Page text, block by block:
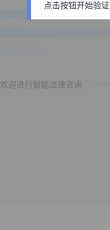
欢迎进行智能法律咨询
点击按钮开始验证